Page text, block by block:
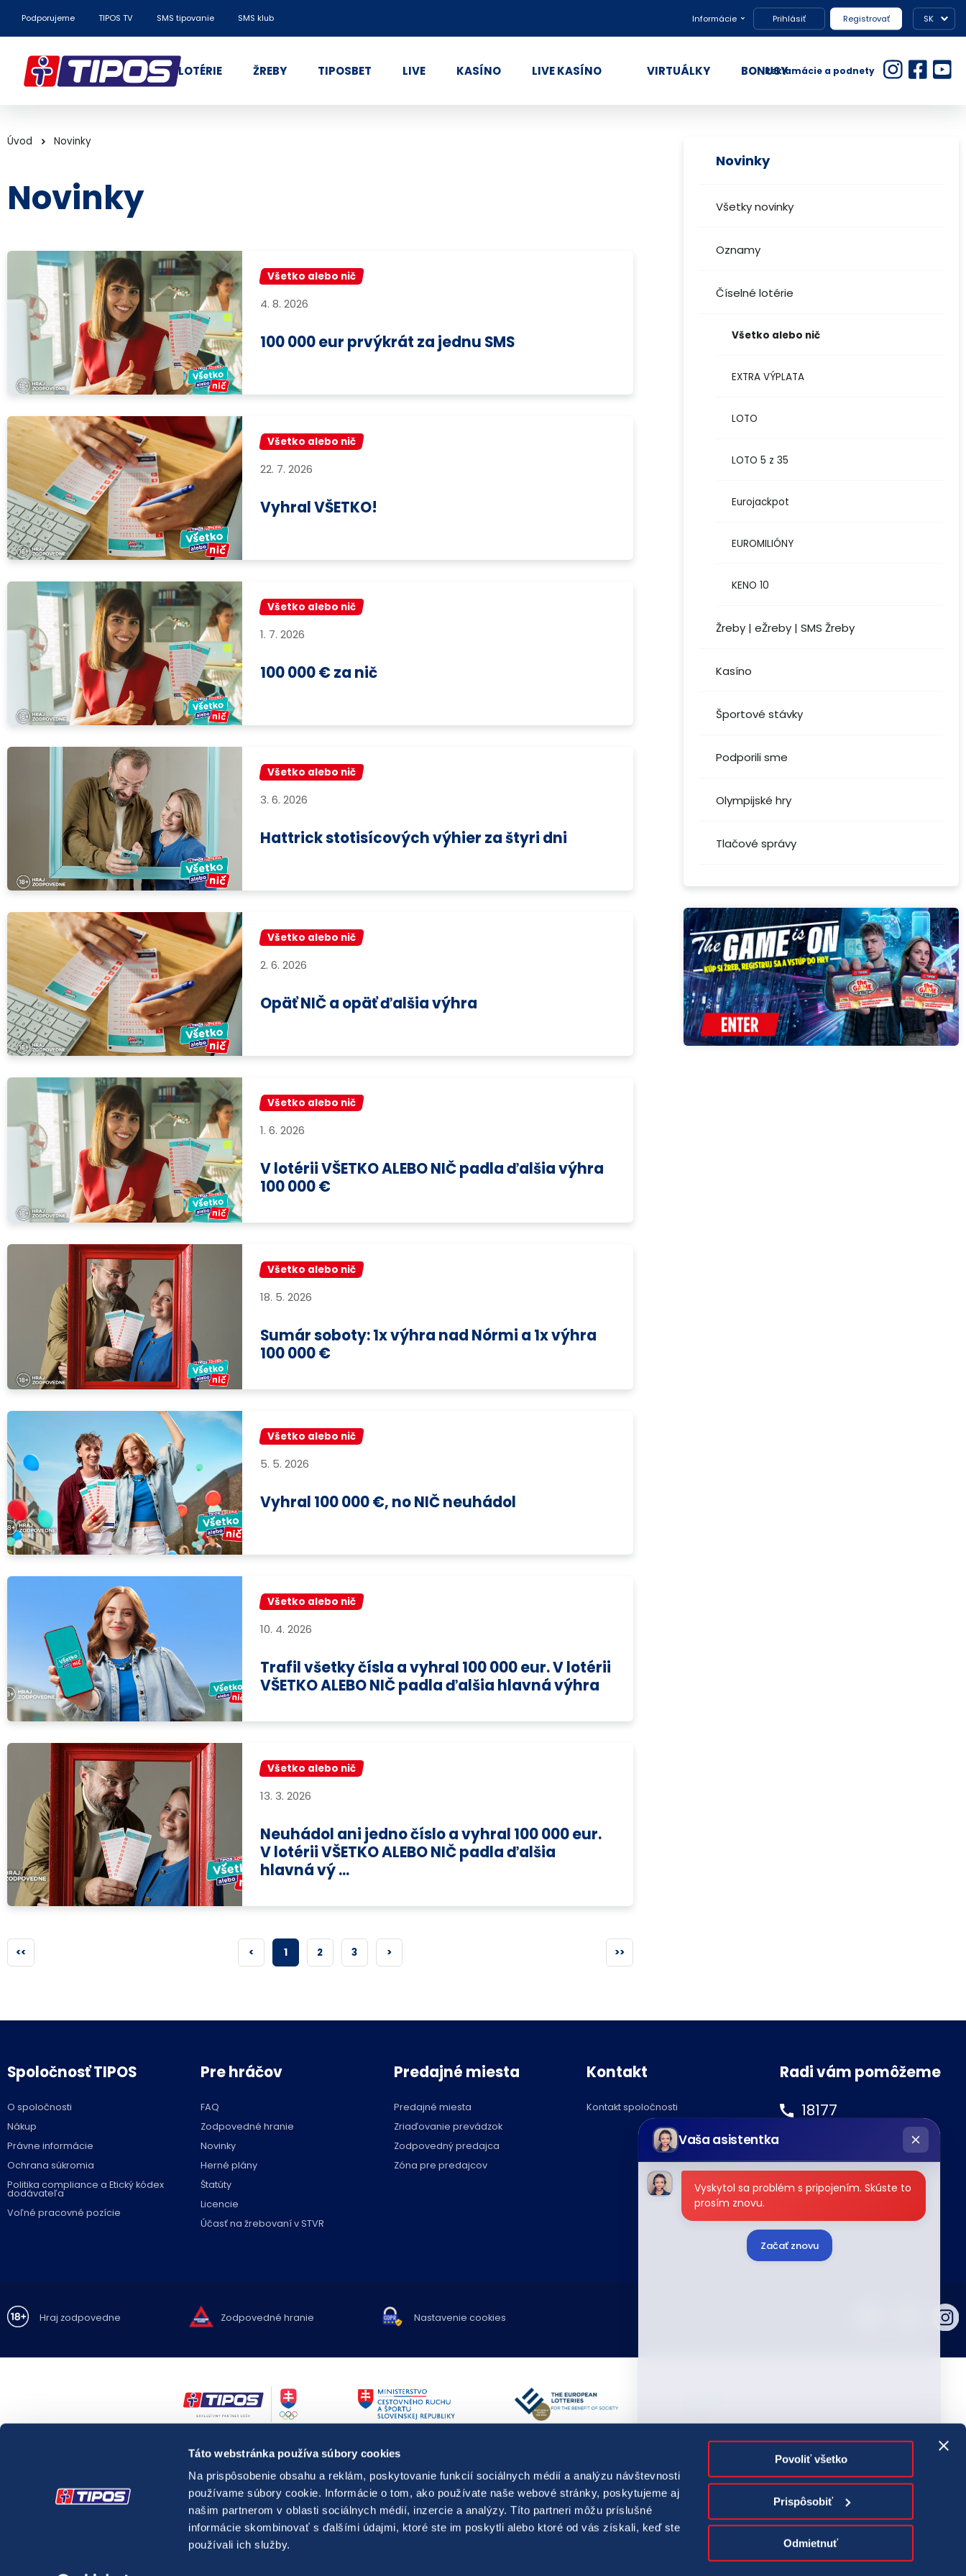
Táto webstránka používa súbory cookies
Na prispôsobenie obsahu a reklám, poskytovanie funkcií sociálnych médií a analýzu návštevnosti
používame súbory cookie. Informácie o tom, ako používate naše webové stránky, poskytujeme aj
našim partnerom v oblasti sociálnych médií, inzercie a analýzy. Títo partneri môžu príslušné
informácie skombinovať s ďalšími údajmi, ktoré ste im poskytli alebo ktoré od vás získali, keď ste
používali ich služby.
Povoliť všetko
Prispôsobiť
Odmietnuť
Podporujeme TIPOS TV SMS tipovanie SMS klub Informácie Prihlásiť Registrovať SK
LOTÉRIE ŽREBY TIPOSBET LIVE KASÍNO LIVE KASÍNO VIRTUÁLKY BONUSYReklamácie a podnety
Novinky
Všetky novinky
Oznamy
Číselné lotérie
Všetko alebo nič
EXTRA VÝPLATA
LOTO
LOTO 5 z 35
Eurojackpot
EUROMILIÓNY
KENO 10
Žreby | eŽreby | SMS Žreby
Kasíno
Športové stávky
Podporili sme
Olympijské hry
Tlačové správy
Úvod Novinky
Novinky
Všetko alebo nič
4. 8. 2026
100 000 eur prvýkrát za jednu SMS
Všetko alebo nič
22. 7. 2026
Vyhral VŠETKO!
Všetko alebo nič
1. 7. 2026
100 000 € za nič
Všetko alebo nič
3. 6. 2026
Hattrick stotisícových výhier za štyri dni
Všetko alebo nič
2. 6. 2026
Opäť NIČ a opäť ďalšia výhra
Všetko alebo nič
1. 6. 2026
V lotérii VŠETKO ALEBO NIČ padla ďalšia výhra
100 000 €
Všetko alebo nič
18. 5. 2026
Sumár soboty: 1x výhra nad Nórmi a 1x výhra
100 000 €
Všetko alebo nič
5. 5. 2026
Vyhral 100 000 €, no NIČ neuhádol
Všetko alebo nič
10. 4. 2026
Trafil všetky čísla a vyhral 100 000 eur. V lotérii
VŠETKO ALEBO NIČ padla ďalšia hlavná výhra
Všetko alebo nič
13. 3. 2026
Neuhádol ani jedno číslo a vyhral 100 000 eur.
V lotérii VŠETKO ALEBO NIČ padla ďalšia
hlavná vý ...
<< < 1 2 3 > >>
Radi vám pomôžeme
18177
podnety@tipos.sk
Spoločnosť TIPOS
O spoločnosti
Nákup
Právne informácie
Ochrana súkromia
Politika compliance a Etický kódex
dodávateľa
Voľné pracovné pozície
Pre hráčov
FAQ
Zodpovedné hranie
Novinky
Herné plány
Štatúty
Licencie
Účasť na žrebovaní v STVR
Predajné miesta
Predajné miesta
Zriaďovanie prevádzok
Zodpovedný predajca
Zóna pre predajcov
Kontakt
Kontakt spoločnosti
Hraj zodpovedne Zodpovedné hranie Nastavenie cookies
Zákaz hrania hazardných hier osobám mladším ako 18 rokov.
Hazardné hry predstavujú riziko vysokých finančných strát.
Nadmerné hranie prináša so sebou možnézdravotné riziká.
V prípade potreby môžete kontaktovať Linku pomoci pre problémy s hraním,resp. kontaktovať
relevantnúšpecializovanú zdravotnícku inštitúciu pôsobiacu v oblasti prevencie, diagnostiky a liečby
látkových a nelátkových závislostí.
správcu registra vylúčených osôb.
TIPOS využíva spravodajstvo a fotografie tlačovej agentúry TASR. Všetky práva vyhradené.
Publikovanie alebo ďalšie šírenie správ, fotografií a záznamov zo zdrojov TASR je bez
predchádzajúceho písomného súhlasu TASR porušením autorského zákona.
Diela odvysielané v rámci audiovizuálnej mediálnej služby na požiadanie TIPOS TV sú európskymi
dielami.
© Copyright 2026 TIPOS, národná lotériová spoločnosť, a. s.
Vaša asistentka
Chatbot
píše
Vyskytol sa problém s pripojením. Skúste to
prosím znovu.
Začať znovu